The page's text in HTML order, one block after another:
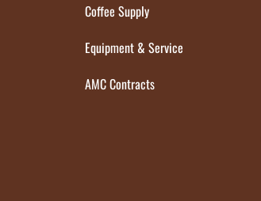
Coffee Supply
Equipment & Service
AMC Contracts